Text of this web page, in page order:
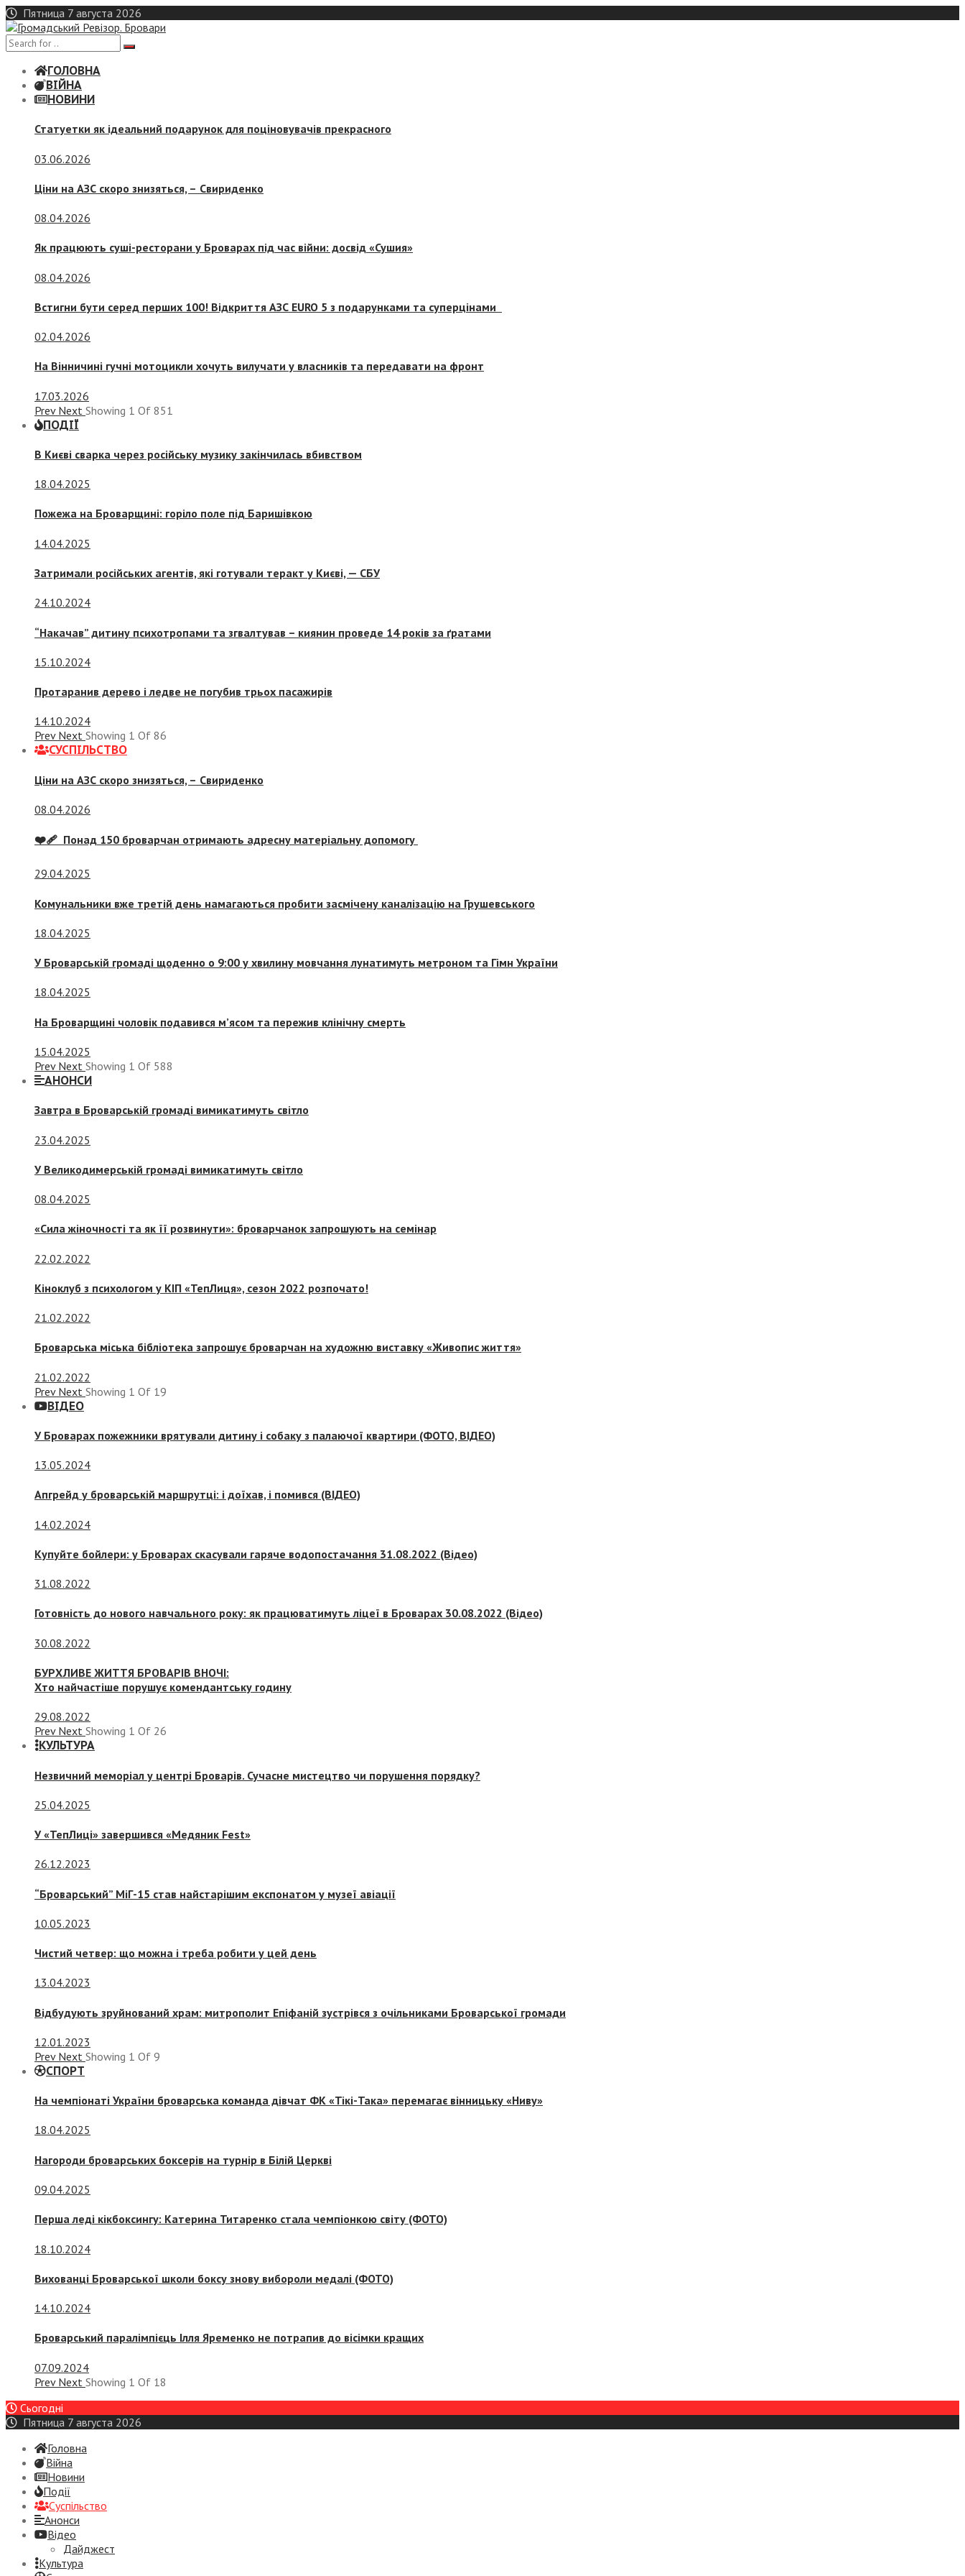
Skip
to
content
Пятница 7 августа 2026
ГОЛОВНА
ВІЙНА
НОВИНИ
Статуетки як ідеальний подарунок для поціновувачів прекрасного
03.06.2026
Ціни на АЗС скоро знизяться, – Свириденко
08.04.2026
Як працюють суші-ресторани у Броварах під час війни: досвід «Сушия»
08.04.2026
Встигни бути серед перших 100! Відкриття АЗС EURO 5 з подарунками та суперцінами
02.04.2026
На Вінничині гучні мотоцикли хочуть вилучати у власників та передавати на фронт
17.03.2026
Prev Next Showing 1 Of 851
ПОДІЇ
В Києві сварка через російську музику закінчилась вбивством
18.04.2025
Пожежа на Броварщині: горіло поле під Баришівкою
14.04.2025
Затримали російських агентів, які готували теракт у Києві, — СБУ
24.10.2024
“Накачав” дитину психотропами та згвалтував – киянин проведе 14 років за ґратами
15.10.2024
Протаранив дерево і ледве не погубив трьох пасажирів
14.10.2024
Prev Next Showing 1 Of 86
СУСПIЛЬСТВО
Ціни на АЗС скоро знизяться, – Свириденко
08.04.2026
❤️‍🩹 Понад 150 броварчан отримають адресну матеріальну допомогу
29.04.2025
Комунальники вже третій день намагаються пробити засмічену каналізацію на Грушевського
18.04.2025
У Броварській громаді щоденно о 9:00 у хвилину мовчання лунатимуть метроном та Гімн України
18.04.2025
На Броварщині чоловік подавився м’ясом та пережив клінічну смерть
15.04.2025
Prev Next Showing 1 Of 588
АНОНСИ
Завтра в Броварській громаді вимикатимуть світло
23.04.2025
У Великодимерській громаді вимикатимуть світло
08.04.2025
«Сила жіночності та як її розвинути»: броварчанок запрошують на семінар
22.02.2022
Кіноклуб з психологом у КІП «ТепЛиця», сезон 2022 розпочато!
21.02.2022
Броварська міська бібліотека запрошує броварчан на художню виставку «Живопис життя»
21.02.2022
Prev Next Showing 1 Of 19
ВІДЕО
У Броварах пожежники врятували дитину і собаку з палаючої квартири (ФОТО, ВІДЕО)
13.05.2024
Апгрейд у броварській маршрутці: і доїхав, і помився (ВІДЕО)
14.02.2024
Купуйте бойлери: у Броварах скасували гаряче водопостачання 31.08.2022 (Відео)
31.08.2022
Готовність до нового навчального року: як працюватимуть ліцеї в Броварах 30.08.2022 (Відео)
30.08.2022
БУРХЛИВЕ ЖИТТЯ БРОВАРІВ ВНОЧІ:
Хто найчастіше порушує комендантську годину
29.08.2022
Prev Next Showing 1 Of 26
КУЛЬТУРА
Незвичний меморіал у центрі Броварів. Сучасне мистецтво чи порушення порядку?
25.04.2025
У «ТепЛиці» завершився «Медяник Fest»
26.12.2023
“Броварський” МіГ-15 став найстарішим експонатом у музеї авіації
10.05.2023
Чистий четвер: що можна і треба робити у цей день
13.04.2023
Відбудують зруйнований храм: митрополит Епіфаній зустрівся з очільниками Броварської громади
12.01.2023
Prev Next Showing 1 Of 9
СПОРТ
На чемпіонаті України броварська команда дівчат ФК «Тікі-Така» перемагає вінницьку «Ниву»
18.04.2025
Нагороди броварських боксерів на турнір в Білій Церкві
09.04.2025
Перша леді кікбоксингу: Катерина Титаренко стала чемпіонкою світу (ФОТО)
18.10.2024
Вихованці Броварської школи боксу знову вибороли медалі (ФОТО)
14.10.2024
Броварський паралімпієць Ілля Яременко не потрапив до вісімки кращих
07.09.2024
Prev Next Showing 1 Of 18
Сьогодні
Пятница 7 августа 2026
Головна
Війна
Новини
Події
Суспiльство
Анонси
Відео
Дайджест
Культура